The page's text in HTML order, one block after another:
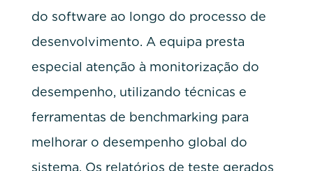
do software ao longo do processo de
desenvolvimento. A equipa presta
especial atenção à monitorização do
desempenho, utilizando técnicas e
ferramentas de benchmarking para
melhorar o desempenho global do
sistema. Os relatórios de teste gerados